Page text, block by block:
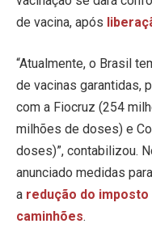
de vacina, após
“Atualmente, o Brasil
de vacinas garantidas,
com a Fiocruz (254
milhões de doses) e
doses)”, contabilizou.
anunciado medidas
a redução do
caminhões.